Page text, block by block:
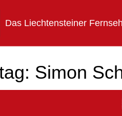
Das Liechtensteiner
Simon